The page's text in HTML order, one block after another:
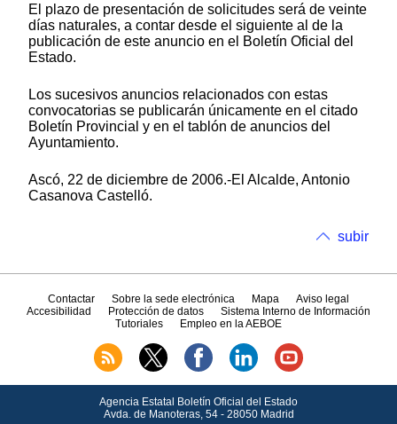
El plazo de presentación de solicitudes será de veinte
días naturales, a contar desde el siguiente al de la
publicación de este anuncio en el Boletín Oficial del
Estado.
Los sucesivos anuncios relacionados con estas
convocatorias se publicarán únicamente en el citado
Boletín Provincial y en el tablón de anuncios del
Ayuntamiento.
Ascó, 22 de diciembre de 2006.-El Alcalde, Antonio
Casanova Castelló.
subir
Contactar Sobre la sede electrónica Mapa
Aviso legal
Accesibilidad
Protección de datos
Sistema Interno de Información
Tutoriales
Empleo en la AEBOE
Agencia Estatal Boletín Oficial del Estado
Avda. de Manoteras, 54 - 28050 Madrid